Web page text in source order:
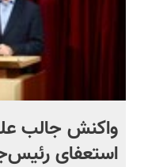
واکنش جالب
استعفای